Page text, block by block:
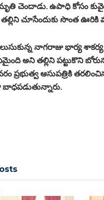
చెందాడు. ఉపాధి కోసం
చూసేందుకు సొంత ఊరికి
నాగరాజు భార్య శాకర్య
అని తల్లిని పట్టుకొని
ప్రభుత్వ ఆసుపత్రికి
బాధపడుతున్నారు.